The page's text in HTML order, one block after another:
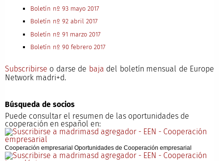
Boletín nº 93 mayo 2017
Boletín nº 92 abril 2017
Boletín nº 91 marzo 2017
Boletín nº 90 febrero 2017
Subscribirse o darse de baja del boletín mensual de Europe
Network madri+d.
Búsqueda de socios
Puede consultar el resumen de las oportunidades de
cooperación en español en:
Cooperación empresarial Oportunidades de Cooperación empresarial